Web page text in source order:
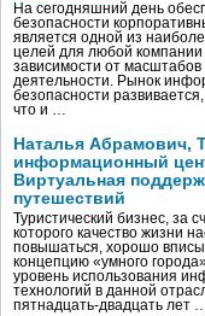
На сегодняшний день
безопасности
является одной из
целей для любой компании
зависимости от
деятельности. Рынок
безопасности развивается,
что и …
Наталья Абрамович,
информационный
Виртуальная
путешествий
Туристический бизнес, за
которого качество жизни
повышаться, хорошо
концепцию «умного
уровень использования
технологий в данной
пятнадцать-двадцать лет …